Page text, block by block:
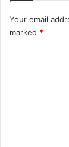
Your email
marked *